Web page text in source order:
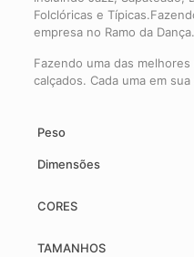
Folclóricas e
empresa no Ramo da Dança.
Fazendo uma das
calçados. Cada uma em
Peso
Dimensões
CORES
TAMANHOS